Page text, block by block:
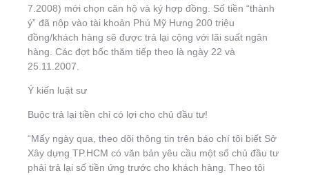
7.2008) mới chọn căn hộ và ký hợp đồng. Số tiền “thành
ý” đã nộp vào tài khoản Phú Mỹ Hưng 200 triệu
đồng/khách hàng sẽ được trả lại cộng với lãi suất ngân
hàng. Các đợt bốc thăm tiếp theo là ngày 22 và
25.11.2007.
Ý kiến luật sư
Buộc trả lại tiền chỉ có lợi cho chủ đầu tư!
“Mấy ngày qua, theo dõi thông tin trên báo chí tôi biết Sở
Xây dựng TP.HCM có văn bản yêu cầu một số chủ đầu tư
phải trả lại số tiền ứng trước cho khách hàng. Theo tôi